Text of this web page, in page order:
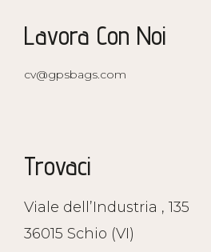
Lavora Con Noi
cv@gpsbags.com
Trovaci
Viale dell’Industria , 135
36015 Schio (VI)